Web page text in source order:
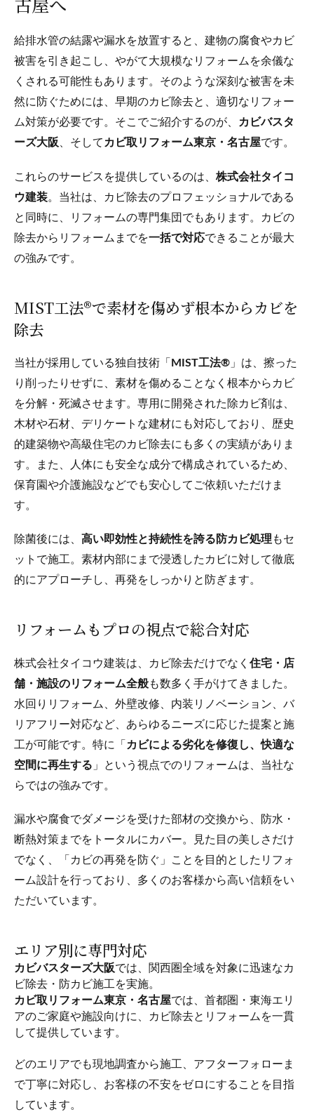
給排水管の結露や漏水を放置すると、建物の腐食やカビ
被害を引き起こし、やがて大規模なリフォームを余儀な
くされる可能性もあります。そのような深刻な被害を未
然に防ぐためには、早期のカビ除去と、適切なリフォー
ム対策が必要です。そこでご紹介するのが、 カビバスタ
ーズ大阪 、そして カビ取リフォーム東京・名古屋です。
これらのサービスを提供しているのは、 株式会社タイコ
ウ建装。当社は、カビ除去のプロフェッショナルである
と同時に、リフォームの専門集団でもあります。カビの
除去からリフォームまでを一括で対応できることが最大
の強みです。
MIST工法®で素材を傷めず根本からカビを
除去
当社が採用している独自技術「 MIST工法® 」は、擦った
り削ったりせずに、素材を傷めることなく根本からカビ
を分解・死滅させます。専用に開発された除カビ剤は、
木材や石材、デリケートな建材にも対応しており、歴史
的建築物や高級住宅のカビ除去にも多くの実績がありま
す。また、人体にも安全な成分で構成されているため、
保育園や介護施設などでも安心してご依頼いただけま
す。
除菌後には、 高い即効性と持続性を誇る防カビ処理 もセ
ットで施工。素材内部にまで浸透したカビに対して徹底
的にアプローチし、再発をしっかりと防ぎます。
リフォームもプロの視点で総合対応
株式会社タイコウ建装は、カビ除去だけでなく 住宅・店
舗・施設のリフォーム全般 も数多く手がけてきました。
水回りリフォーム、外壁改修、内装リノベーション、バ
リアフリー対応など、あらゆるニーズに応じた提案と施
工が可能です。特に「 カビによる劣化を修復し、快適な
空間に再生する 」という視点でのリフォームは、当社な
らではの強みです。
漏水や腐食でダメージを受けた部材の交換から、防水・
断熱対策までをトータルにカバー。見た目の美しさだけ
でなく、「カビの再発を防ぐ」ことを目的としたリフォ
ーム設計を行っており、多くのお客様から高い信頼をい
ただいています。
エリア別に専門対応
カビバスターズ大阪では、関西圏全域を対象に迅速なカ
ビ除去・防カビ施工を実施。
カビ取リフォーム東京・名古屋では、首都圏・東海エリ
アのご家庭や施設向けに、カビ除去とリフォームを一貫
して提供しています。
どのエリアでも現地調査から施工、アフターフォローま
で丁寧に対応し、お客様の不安をゼロにすることを目指
しています。